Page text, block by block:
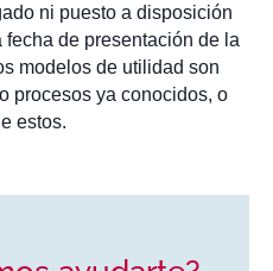
ni puesto a disposición
de presentación de la
modelos de utilidad son
procesos ya conocidos, o
estos.